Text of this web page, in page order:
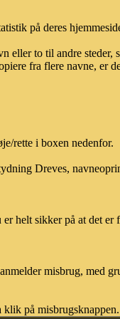
på deres
eller to til andre
fra flere navne, er
rette i boxen nedenfor.
Dreves,
helt sikker på at det er
misbrug, med
på